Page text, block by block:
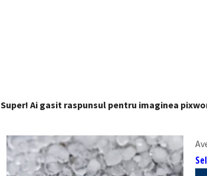
Super! Ai gasit raspunsul pentru imaginea